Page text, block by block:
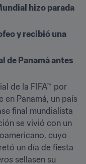
hizo parada
y recibió una
de Panamá antes
de la FIFA™ por
Panamá, un país
final mundialista
se vivió con un
cuyo
un día de fiesta
sellasen su